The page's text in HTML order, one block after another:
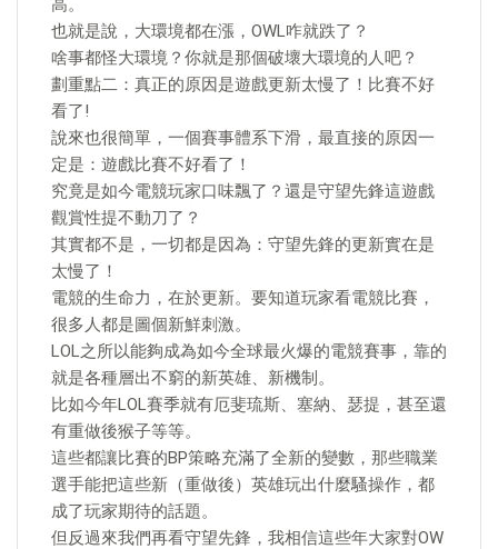
高。
也就是說，大環境都在漲，OWL咋就跌了？
啥事都怪大環境？你就是那個破壞大環境的人吧？
劃重點二：真正的原因是遊戲更新太慢了！比賽不好
看了!
說來也很簡單，一個賽事體系下滑，最直接的原因一
定是：遊戲比賽不好看了！
究竟是如今電競玩家口味飄了？還是守望先鋒這遊戲
觀賞性提不動刀了？
其實都不是，一切都是因為：守望先鋒的更新實在是
太慢了！
電競的生命力，在於更新。要知道玩家看電競比賽，
很多人都是圖個新鮮刺激。
LOL之所以能夠成為如今全球最火爆的電競賽事，靠的
就是各種層出不窮的新英雄、新機制。
比如今年LOL賽季就有厄斐琉斯、塞納、瑟提，甚至還
有重做後猴子等等。
這些都讓比賽的BP策略充滿了全新的變數，那些職業
選手能把這些新（重做後）英雄玩出什麼騷操作，都
成了玩家期待的話題。
但反過來我們再看守望先鋒，我相信這些年大家對OW